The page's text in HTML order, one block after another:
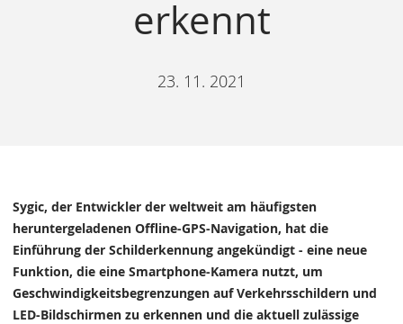
erkennt
23. 11. 2021
Sygic, der Entwickler der weltweit am häufigsten
heruntergeladenen Offline-GPS-Navigation, hat die
Einführung der Schilderkennung angekündigt - eine neue
Funktion, die eine Smartphone-Kamera nutzt, um
Geschwindigkeitsbegrenzungen auf Verkehrsschildern und
LED-Bildschirmen zu erkennen und die aktuell zulässige